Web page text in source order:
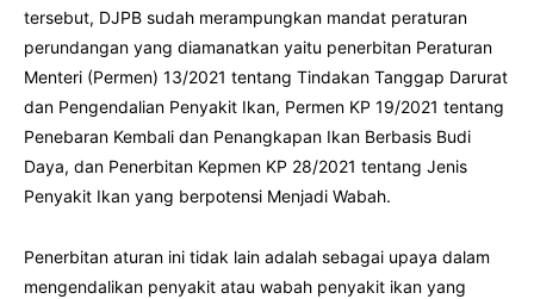
tersebut, DJPB sudah merampungkan mandat peraturan
perundangan yang diamanatkan yaitu penerbitan Peraturan
Menteri (Permen) 13/2021 tentang Tindakan Tanggap Darurat
dan Pengendalian Penyakit Ikan, Permen KP 19/2021 tentang
Penebaran Kembali dan Penangkapan Ikan Berbasis Budi
Daya, dan Penerbitan Kepmen KP 28/2021 tentang Jenis
Penyakit Ikan yang berpotensi Menjadi Wabah.
Penerbitan aturan ini tidak lain adalah sebagai upaya dalam
mengendalikan penyakit atau wabah penyakit ikan yang